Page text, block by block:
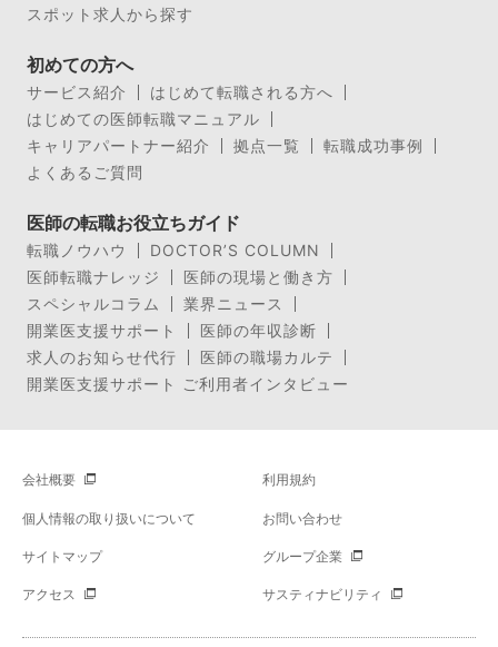
スポット求人から探す
初めての方へ
サービス紹介
はじめて転職される方へ
はじめての医師転職マニュアル
キャリアパートナー紹介
拠点一覧
転職成功事例
よくあるご質問
医師の転職お役立ちガイド
転職ノウハウ
DOCTOR’S COLUMN
医師転職ナレッジ
医師の現場と働き方
スペシャルコラム
業界ニュース
開業医支援サポート
医師の年収診断
求人のお知らせ代行
医師の職場カルテ
開業医支援サポート ご利用者インタビュー
会社概要 利用規約
個人情報の取り扱いについて お問い合わせ
サイトマップ グループ企業
アクセス サスティナビリティ